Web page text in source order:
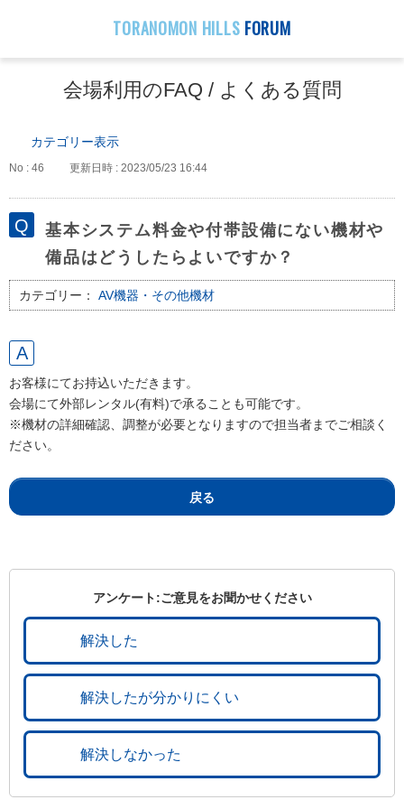
TORANOMON HILLS FORUM
会場利用のFAQ / よくある質問
カテゴリー表示
No : 46 更新日時 : 2023/05/23 16:44
基本システム料金や付帯設備にない機材や
備品はどうしたらよいですか？
カテゴリー： AV機器・その他機材
お客様にてお持込いただきます。
会場にて外部レンタル(有料)で承ることも可能です。
※機材の詳細確認、調整が必要となりますので担当者までご相談く
ださい。
戻る
アンケート:ご意見をお聞かせください
解決した
解決したが分かりにくい
解決しなかった